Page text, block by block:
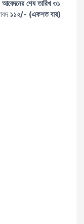
আবেদনের শেষ তারিখ ৩১
১১২/- (একশত বার)